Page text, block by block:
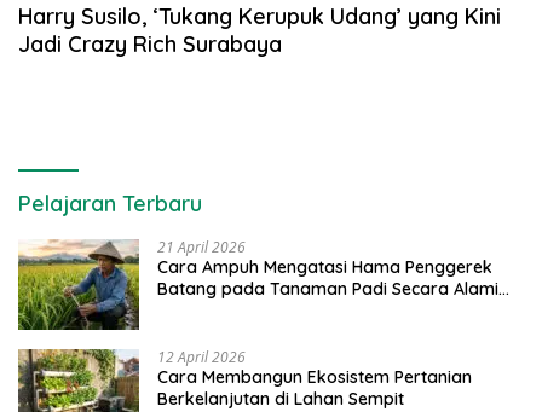
Harry Susilo, ‘Tukang Kerupuk Udang’ yang Kini
Jadi Crazy Rich Surabaya
Pelajaran Terbaru
21 April 2026
Cara Ampuh Mengatasi Hama Penggerek
Batang pada Tanaman Padi Secara Alami
12 April 2026
Cara Membangun Ekosistem Pertanian
Berkelanjutan di Lahan Sempit